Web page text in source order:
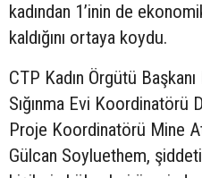
kadından 1’inin de
kaldığını ortaya koydu.
CTP Kadın Örgütü
Sığınma Evi Koordinatörü
Proje Koordinatörü Mine
Gülcan Soyluethem,